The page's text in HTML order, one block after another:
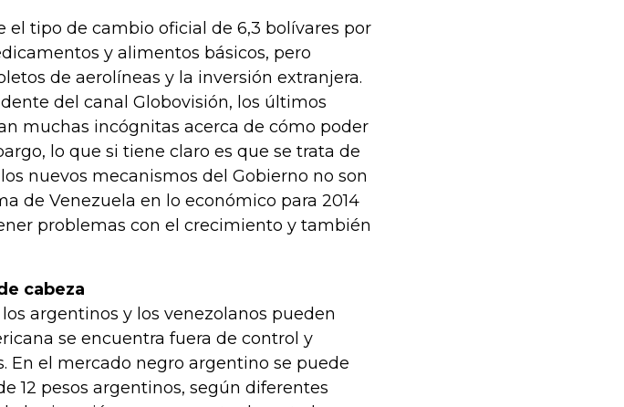
el tipo de cambio oficial de 6,3 bolívares por
y alimentos básicos, pero
de aerolíneas y la inversión extranjera.
del canal Globovisión, los últimos
muchas incógnitas acerca de cómo poder
lo que si tiene claro es que se trata de
nuevos mecanismos del Gobierno no son
de Venezuela en lo económico para 2014
problemas con el crecimiento y también
cabeza
argentinos y los venezolanos pueden
se encuentra fuera de control y
En el mercado negro argentino se puede
12 pesos argentinos, según diferentes